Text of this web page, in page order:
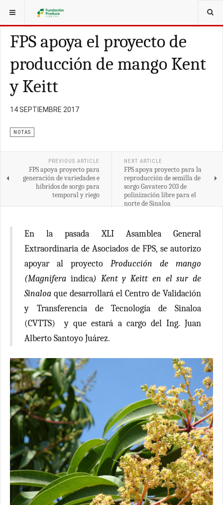
ESTÁ AQUÍ: ARTÍCULOS
FPS apoya el proyecto de
producción de mango Kent
y Keitt
14 SEPTIEMBRE 2017
NOTAS
PREVIOUS ARTICLE
FPS apoya proyecto para
generación de variedades e
híbridos de sorgo para
temporal y riego
NEXT ARTICLE
FPS apoya proyecto para la
reproducción de semilla de
sorgo Gavatero 203 de
polinización libre para el
norte de Sinaloa
En la pasada XLI Asamblea General
Extraordinaria de Asociados de FPS, se autorizo
apoyar al proyecto Producción de mango
(Magnifera indica) Kent y Keitt en el sur de
Sinaloa que desarrollará el Centro de Validación
y Transferencia de Tecnología de Sinaloa
(CVTTS) y que estará a cargo del Ing. Juan
Alberto Santoyo Juárez.